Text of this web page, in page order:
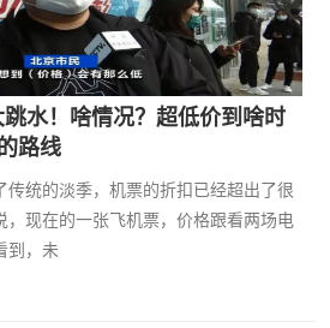
水！啥情况？超低价到啥时
路线
统的淡季，机票的折扣已经超出了很
，现在的一张飞机票，价格跟看两场电
到，未